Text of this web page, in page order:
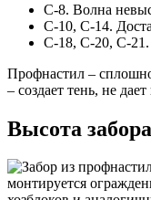
С-8. Волна
С-10, С-14.
С-18, С-20, С-21.
Профнастил –
– создает тень, не
Высота
монтируется